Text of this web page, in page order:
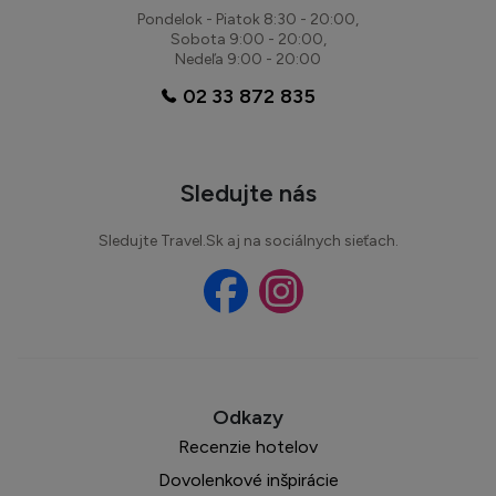
možnosťami športového vyžitia a komfortným ubytovaním
blízko pláže s jemným pieskom.
Pondelok - Piatok 8:30 - 20:00,
Sobota 9:00 - 20:00,
Nedeľa 9:00 - 20:00
02 33 872 835
Sledujte nás
Sledujte Travel.Sk aj na sociálnych sieťach.
Recenzie hotelov
Dovolenkové inšpirácie